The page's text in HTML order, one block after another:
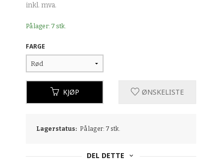
inkl. mva.
På lager: 7 stk.
FARGE
KJØP ØNSKELISTE
Lagerstatus: På lager: 7 stk.
DEL DETTE